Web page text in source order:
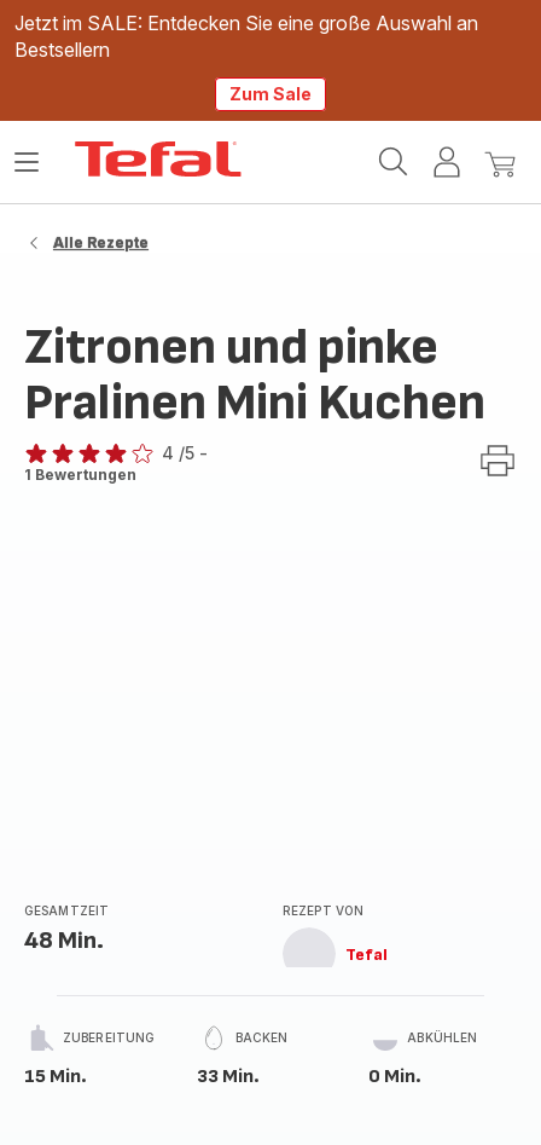
Jetzt im SALE: Entdecken Sie eine große Auswahl an
Bestsellern
Zum Sale
Mein
Mein
Das
Alle Rezepte
Zitronen und pinke
Pralinen Mini Kuchen
Bewertung
4 /5 -
1 Bewertungen
GESAMTZEIT
48 Min.
REZEPT VON
Tefal
ZUBEREITUNG
15 Min.
BACKEN
33 Min.
ABKÜHLEN
0 Min.